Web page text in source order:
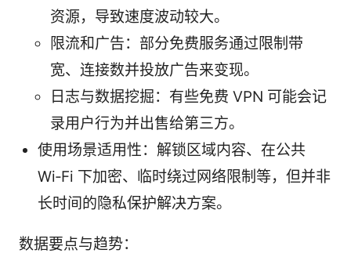
资源，导致速度波动较大。
限流和广告：部分免费服务通过限制带
宽、连接数并投放广告来变现。
日志与数据挖掘：有些免费 VPN 可能会记
录用户行为并出售给第三方。
使用场景适用性：解锁区域内容、在公共
Wi‑Fi 下加密、临时绕过网络限制等，但并非
长时间的隐私保护解决方案。
数据要点与趋势：